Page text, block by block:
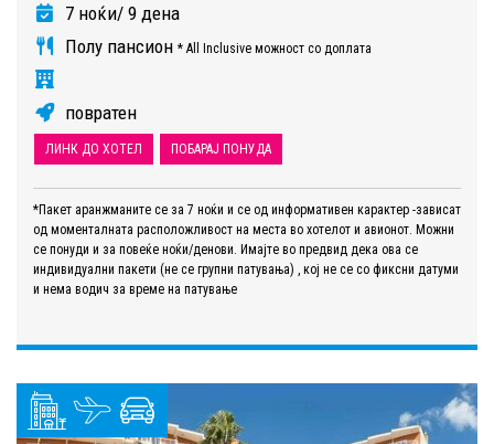
7 ноќи/ 9 дена
Полу пансион * All Inclusive можност со доплата
повратен
ЛИНК ДО ХОТЕЛ ПОБАРАЈ ПОНУДА
*Пакет аранжманите се за 7 ноќи и се од информативен карактер -зависат
од моменталната расположливост на места во хотелот и авионот. Можни
се понуди и за повеќе ноќи/денови. Имајте во предвид дека ова се
индивидуални пакети (не се групни патувања) , кој не се со фиксни датуми
и нема водич за време на патување